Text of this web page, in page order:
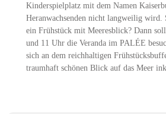
Kinderspielplatz mit dem Namen
Heranwachsenden nicht langweilig wird.
ein Frühstück mit Meeresblick? Dann
und 11 Uhr die Veranda im PALÉE
sich an dem reichhaltigen
traumhaft schönen Blick auf das Meer